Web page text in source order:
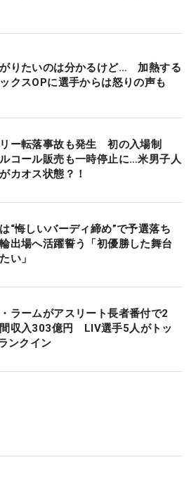
りたいのは分かるけど… 加熱する
クスOPに選手からは怒りの声も
ー転落事故も発生 初の入場制
コール販売も一時停止に…米男子人
カオス状態？！
“悔しいバーディ締め”で予選落ち
出場へ活躍誓う「初優勝した舞台
い」
ラームがアスリート長者番付で2
収入303億円 LIV選手5人がトッ
ンクイン